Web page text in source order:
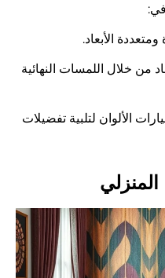
الأبعاد.
من خلال اللمسات النهائية
الألوان لتلبية تفضيلات